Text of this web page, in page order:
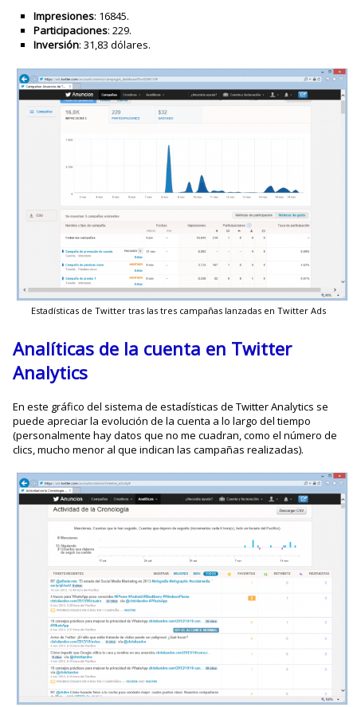
Impresiones: 16845.
Participaciones: 229.
Inversión: 31,83 dólares.
Estadísticas de Twitter tras las tres campañas lanzadas en Twitter Ads
Analíticas de la cuenta en Twitter
Analytics
En este gráfico del sistema de estadísticas de Twitter Analytics se
puede apreciar la evolución de la cuenta a lo largo del tiempo
(personalmente hay datos que no me cuadran, como el número de
clics, mucho menor al que indican las campañas realizadas).